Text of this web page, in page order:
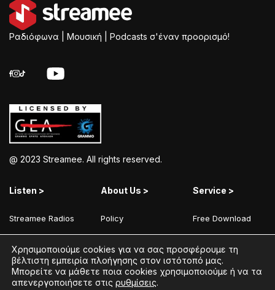
Ραδιόφωνα | Μουσική | Podcasts σ'έναν προορισμό!
@ 2023 Streamee. All rights reserved.
Listen >
Streamee Radios
Moods
Radios
Podcasts
About Us >
Policy
Terms of Use
Coins Explained
Streamee News
Service >
Free Download
Add Your Station
Contact
Χρησιμοποιούμε cookies για να σας προσφέρουμε τη
βέλτιστη εμπειρία πλοήγησης στον ιστότοπό μας.
Μπορείτε να μάθετε ποια cookies χρησιμοποιούμε ή να τα
απενεργοποιήσετε στις ρυθμίσεις.